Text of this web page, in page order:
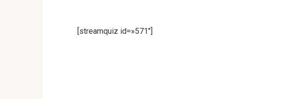
[streamquiz id=»571″]